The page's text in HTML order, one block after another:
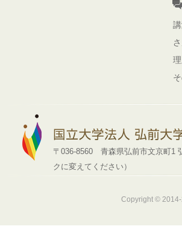
〒036-8560 青森県弘前市文京町1
クに変えてください）
Copyright ©